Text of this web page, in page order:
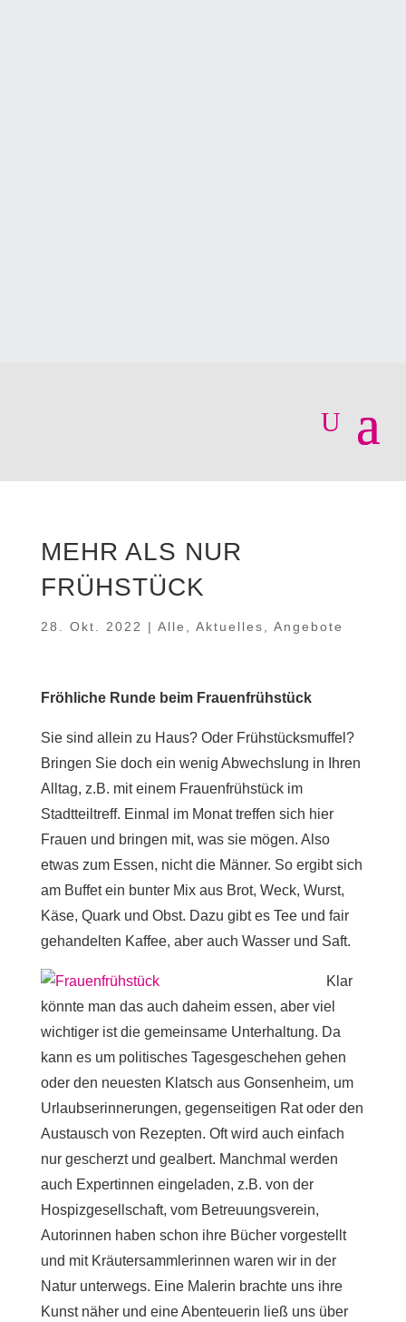
MEHR ALS NUR
FRÜHSTÜCK
28. Okt. 2022 | Alle Aktuelles Angebote
Fröhliche Runde beim Frauenfrühstück
Sie sind allein zu Haus? Oder Frühstücksmuffel?
Bringen Sie doch ein wenig Abwechslung in Ihren
Alltag, z.B. mit einem Frauenfrühstück im
Stadtteiltreff. Einmal im Monat treffen sich hier
Frauen und bringen mit, was sie mögen. Also
etwas zum Essen, nicht die Männer. So ergibt sich
am Buffet ein bunter Mix aus Brot, Weck, Wurst,
Käse, Quark und Obst. Dazu gibt es Tee und fair
gehandelten Kaffee, aber auch Wasser und Saft.
Klar
könnte man das auch daheim essen, aber viel
wichtiger ist die gemeinsame Unterhaltung. Da
kann es um politisches Tagesgeschehen gehen
oder den neuesten Klatsch aus Gonsenheim, um
Urlaubserinnerungen, gegenseitigen Rat oder den
Austausch von Rezepten. Oft wird auch einfach
nur gescherzt und gealbert. Manchmal werden
auch Expertinnen eingeladen, z.B. von der
Hospizgesellschaft, vom Betreuungsverein,
Autorinnen haben schon ihre Bücher vorgestellt
und mit Kräutersammlerinnen waren wir in der
Natur unterwegs. Eine Malerin brachte uns ihre
Kunst näher und eine Abenteuerin ließ uns über